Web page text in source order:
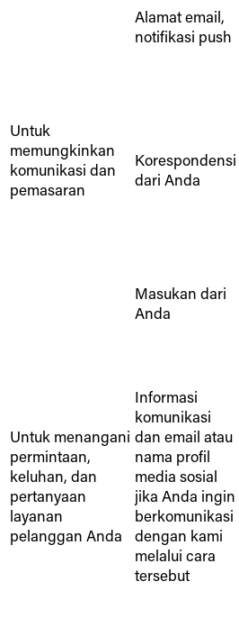
Untuk
memungkinkan
komunikasi dan
pemasaran
Alamat email,
notifikasi push
Korespondensi
dari Anda
Masukan dari
Anda
Untuk menangani
permintaan,
keluhan, dan
pertanyaan
layanan
pelanggan Anda
Informasi
komunikasi
dan email atau
nama profil
media sosial
jika Anda ingin
berkomunikasi
dengan kami
melalui cara
tersebut